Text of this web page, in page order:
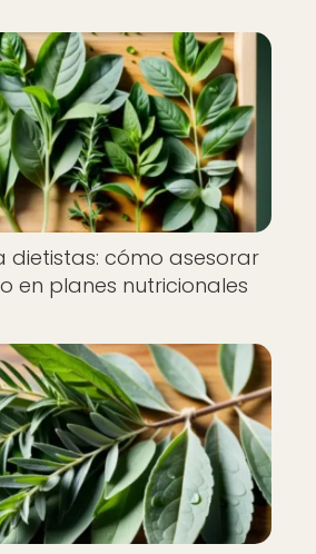
dietistas: cómo asesorar
en planes nutricionales